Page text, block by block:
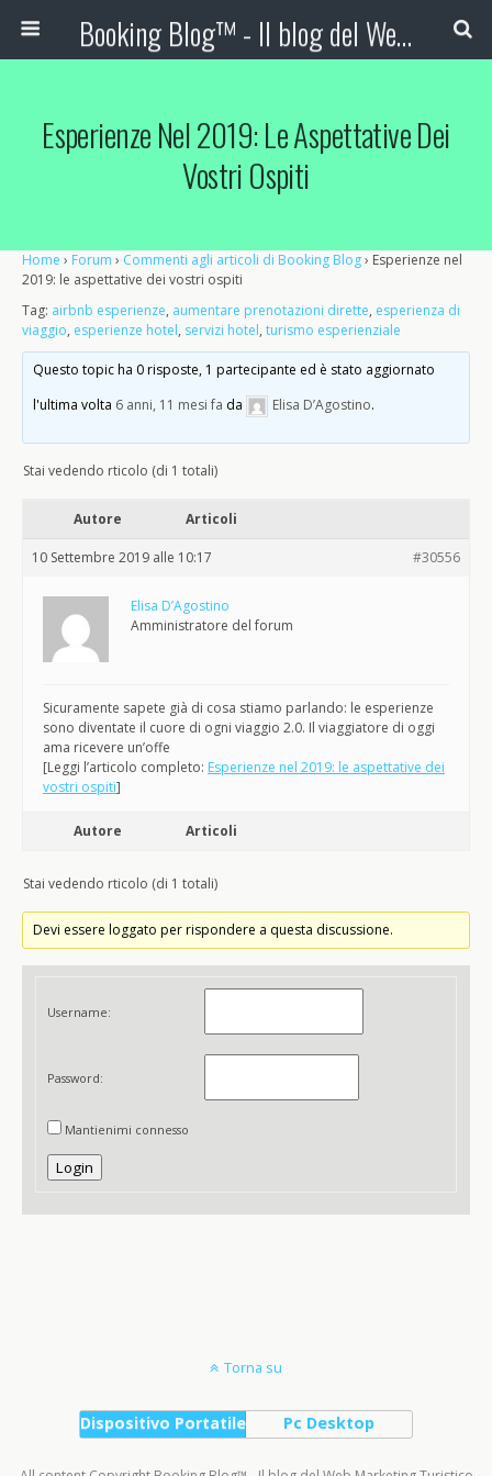
Booking Blog™ - Il blog del Web Marketing Turistico
Esperienze Nel 2019: Le Aspettative Dei
Vostri Ospiti
Home › Forum › Commenti agli articoli di Booking Blog› Esperienze nel
2019: le aspettative dei vostri ospiti
Tag: airbnb esperienze, aumentare prenotazioni dirette, esperienza di
viaggio, esperienze hotel, servizi hotel, turismo esperienziale
Questo topic ha 0 risposte, 1 partecipante ed è stato aggiornato
l'ultima volta 6 anni, 11 mesi fa da Elisa D’Agostino.
Stai vedendo rticolo (di 1 totali)
Autore Articoli
10 Settembre 2019 alle 10:17 #30556
Elisa D’Agostino
Amministratore del forum
Sicuramente sapete già di cosa stiamo parlando: le esperienze
sono diventate il cuore di ogni viaggio 2.0. Il viaggiatore di oggi
ama ricevere un’offe
[Leggi l’articolo completo: Esperienze nel 2019: le aspettative dei
vostri ospiti]
Autore Articoli
Stai vedendo rticolo (di 1 totali)
Devi essere loggato per rispondere a questa discussione.
Username:
Password:
Mantienimi connesso
Login
Torna su
Dispositivo Portatile Pc Desktop